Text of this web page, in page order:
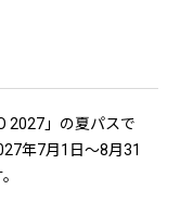
2027」の夏パスで
年7月1日〜8月31